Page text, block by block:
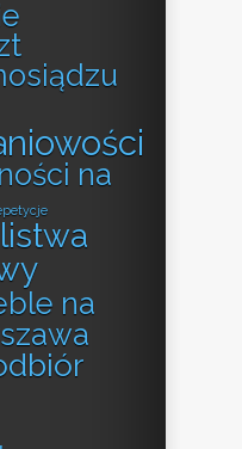
na
listwa
na